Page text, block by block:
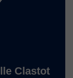
Clastot